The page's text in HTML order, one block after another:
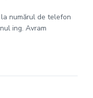
numărul de telefon
ing. Avram